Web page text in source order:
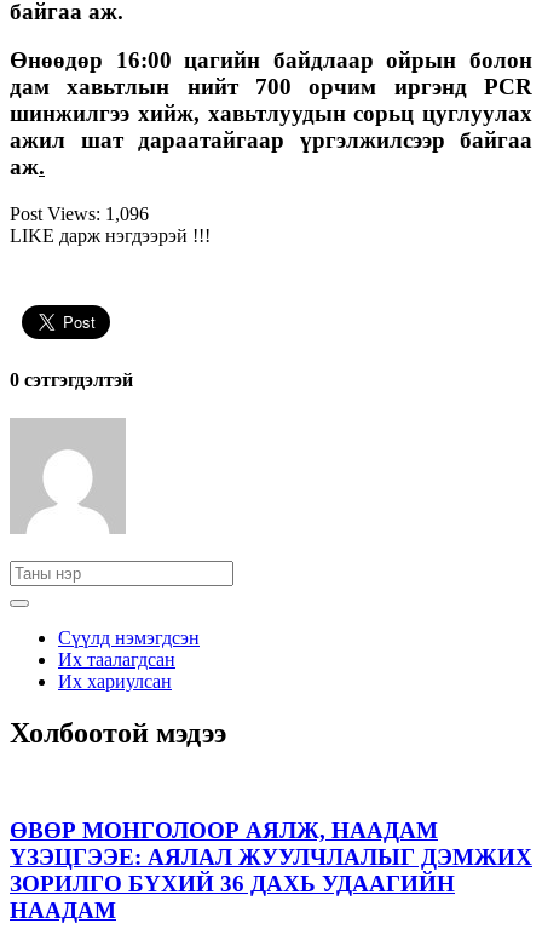
байгаа аж.
Өнөөдөр 16:00 цагийн байдлаар ойрын болон
дам хавьтлын нийт 700 орчим иргэнд PCR
шинжилгээ хийж, хавьтлуудын сорьц цуглуулах
ажил шат дараатайгаар үргэлжилсээр байгаа
аж.
Post Views: 1,096
LIKE дарж нэгдээрэй !!!
0 cэтгэгдэлтэй
Сүүлд нэмэгдсэн
Их таалагдсан
Их хариулсан
Холбоотой мэдээ
ӨВӨР МОНГОЛООР АЯЛЖ, НААДАМ
ҮЗЭЦГЭЭЕ: АЯЛАЛ ЖУУЛЧЛАЛЫГ ДЭМЖИХ
ЗОРИЛГО БҮХИЙ 36 ДАХЬ УДААГИЙН
НААДАМ